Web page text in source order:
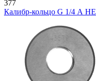
377
Калибр-кольцо G 1/4 А НЕ